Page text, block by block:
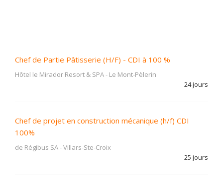
Chef de Partie Pâtisserie (H/F) - CDI à 100 %
Hôtel le Mirador Resort & SPA- Le Mont-Pèlerin
24 jours
Chef de projet en construction mécanique (h/f) CDI
100%
de Régibus SA-Villars-Ste-Croix
25 jours